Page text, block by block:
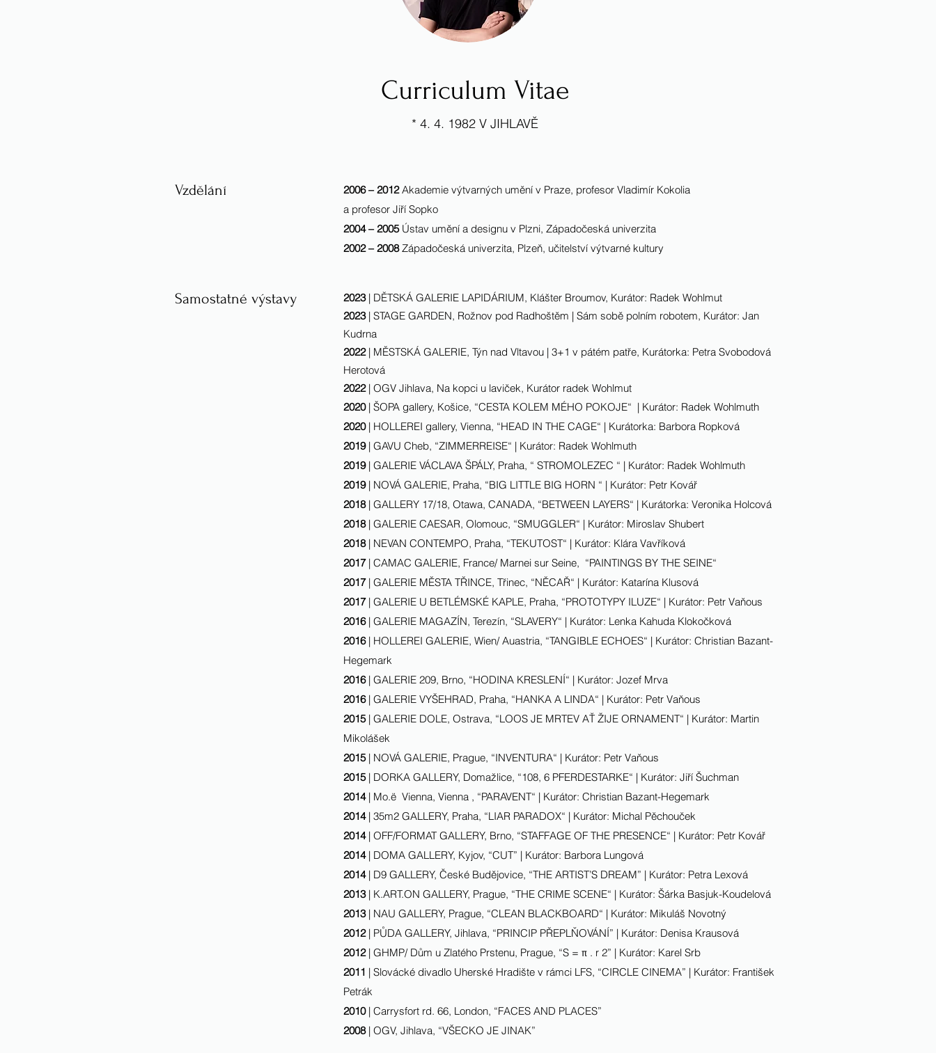
Curriculum Vitae
* 4. 4. 1982 V JIHLAVĚ
Vzdělání 2006 – 2012Akademie výtvarných umění v Praze, profesor Vladimír Kokolia
a profesor Jiří Sopko
2004 – 2005Ústav umění a designu v Plzni, Západočeská univerzita
2002 – 2008Západočeská univerzita, Plzeň, učitelství výtvarné kultury
Samostatné výstavy 2023 | DĚTSKÁ GALERIE LAPIDÁRIUM, Klášter Broumov, Kurátor: Radek Wohlmut
2023 | STAGE GARDEN, Rožnov pod Radhoštěm | Sám sobě polním robotem, Kurátor: Jan
Kudrna
2022 | MĚSTSKÁ GALERIE, Týn nad Vltavou | 3+1 v pátém patře, Kurátorka: Petra Svobodová
Herotová
2022 | OGV Jihlava, Na kopci u laviček, Kurátor radek Wohlmut
2020| ŠOPA gallery, Košice, “CESTA KOLEM MÉHO POKOJE“ | Kurátor: Radek Wohlmuth
2020| HOLLEREI gallery, Vienna, “HEAD IN THE CAGE“ | Kurátorka: Barbora Ropková
2019| GAVU Cheb, “ZIMMERREISE“ | Kurátor: Radek Wohlmuth
2019| GALERIE VÁCLAVA ŠPÁLY, Praha, “ STROMOLEZEC “ | Kurátor: Radek Wohlmuth
2019| NOVÁ GALERIE, Praha, “BIG LITTLE BIG HORN “ | Kurátor: Petr Kovář
2018| GALLERY 17/18, Otawa, CANADA, “BETWEEN LAYERS“ | Kurátorka: Veronika Holcová
2018| GALERIE CAESAR, Olomouc, “SMUGGLER“ | Kurátor: Miroslav Shubert
2018 | NEVAN CONTEMPO, Praha, “TEKUTOST“ | Kurátor: Klára Vavříková
2017| CAMAC GALERIE, France/ Marnei sur Seine, “PAINTINGS BY THE SEINE“
2017| GALERIE MĚSTA TŘINCE, Třinec, “NĚCAŘ“ | Kurátor: Katarína Klusová
2017 | GALERIE U BETLÉMSKÉ KAPLE, Praha, “PROTOTYPY ILUZE“ | Kurátor: Petr Vaňous
2016 | GALERIE MAGAZÍN, Terezín, “SLAVERY“ | Kurátor: Lenka Kahuda Klokočková
2016| HOLLEREI GALERIE, Wien/ Auastria, “TANGIBLE ECHOES“ | Kurátor: Christian Bazant-
Hegemark
2016| GALERIE 209, Brno, “HODINA KRESLENÍ“ | Kurátor: Jozef Mrva
2016| GALERIE VYŠEHRAD, Praha, “HANKA A LINDA“ | Kurátor: Petr Vaňous
2015| GALERIE DOLE, Ostrava, “LOOS JE MRTEV AŤ ŽIJE ORNAMENT“ | Kurátor: Martin
Mikolášek
2015| NOVÁ GALERIE, Prague, “INVENTURA“ | Kurátor: Petr Vaňous
2015| DORKA GALLERY, Domažlice, “108, 6 PFERDESTARKE“ | Kurátor: Jiří Šuchman
2014| Mo.ë Vienna, Vienna , “PARAVENT“ | Kurátor: Christian Bazant-Hegemark
2014| 35m2 GALLERY, Praha, “LIAR PARADOX“ | Kurátor: Michal Pěchouček
2014| OFF/FORMAT GALLERY, Brno, “STAFFAGE OF THE PRESENCE“ | Kurátor: Petr Kovář
2014| DOMA GALLERY, Kyjov, “CUT” | Kurátor: Barbora Lungová
2014| D9 GALLERY, České Budějovice, “THE ARTIST’S DREAM” | Kurátor: Petra Lexová
2013| K.ART.ON GALLERY, Prague, “THE CRIME SCENE“ | Kurátor: Šárka Basjuk-Koudelová
2013| NAU GALLERY, Prague, “CLEAN BLACKBOARD“ | Kurátor: Mikuláš Novotný
2012| PŮDA GALLERY, Jihlava, “PRINCIP PŘEPLŇOVÁNÍ” | Kurátor: Denisa Krausová
2012| GHMP/ Dům u Zlatého Prstenu, Prague, “S = π . r 2” | Kurátor: Karel Srb
2011 | Slovácké divadlo Uherské Hradište v rámci LFS, “CIRCLE CINEMA” | Kurátor: František
Petrák
2010| Carrysfort rd. 66, London, “FACES AND PLACES”
2008| OGV, Jihlava, “VŠECKO JE JINAK”